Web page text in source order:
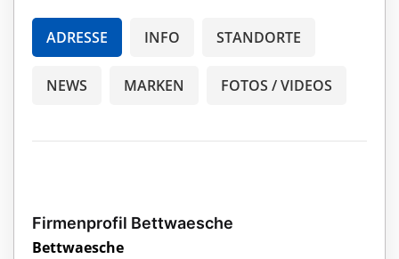
ADRESSE INFO STANDORTE
NEWS MARKEN FOTOS / VIDEOS
Firmenprofil Bettwaesche
Bettwaesche